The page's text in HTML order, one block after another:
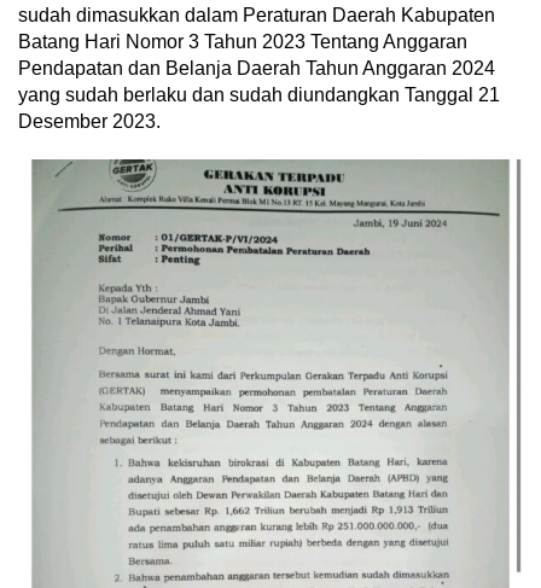
sudah dimasukkan dalam Peraturan Daerah Kabupaten
Batang Hari Nomor 3 Tahun 2023 Tentang Anggaran
Pendapatan dan Belanja Daerah Tahun Anggaran 2024
yang sudah berlaku dan sudah diundangkan Tanggal 21
Desember 2023.